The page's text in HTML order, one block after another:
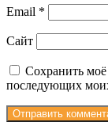
Email *
Сайт
Сохранить моё
последующих